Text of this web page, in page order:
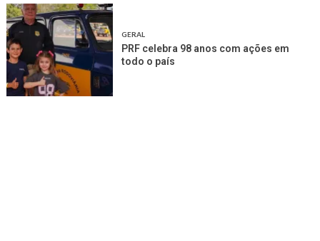
GERAL
PRF celebra 98 anos com ações em
todo o país